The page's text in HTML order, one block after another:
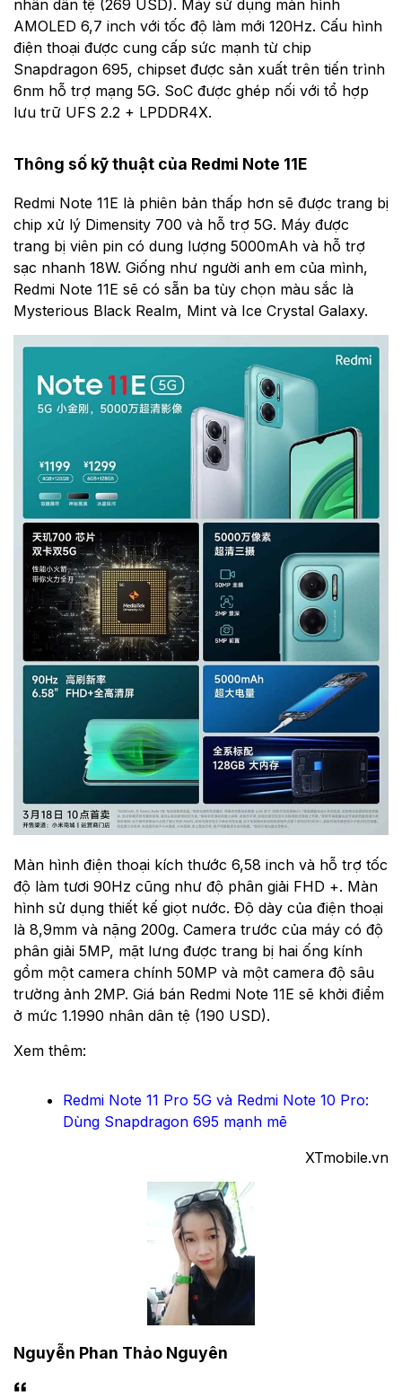
nhân dân tệ (269 USD). Máy sử dụng màn hình
AMOLED 6,7 inch với tốc độ làm mới 120Hz. Cấu hình
điện thoại được cung cấp sức mạnh từ chip
Snapdragon 695, chipset được sản xuất trên tiến trình
6nm hỗ trợ mạng 5G. SoC được ghép nối với tổ hợp
lưu trữ UFS 2.2 + LPDDR4X.
Thông số kỹ thuật của Redmi Note 11E
Redmi Note 11E là phiên bản thấp hơn sẽ được trang bị
chip xử lý Dimensity 700 và hỗ trợ 5G. Máy được
trang bị viên pin có dung lượng 5000mAh và hỗ trợ
sạc nhanh 18W. Giống như người anh em của mình,
Redmi Note 11E sẽ có sẵn ba tùy chọn màu sắc là
Mysterious Black Realm, Mint và Ice Crystal Galaxy.
Màn hình điện thoại kích thước 6,58 inch và hỗ trợ tốc
độ làm tươi 90Hz cũng như độ phân giải FHD +. Màn
hình sử dụng thiết kế giọt nước. Độ dày của điện thoại
là 8,9mm và nặng 200g. Camera trước của máy có độ
phân giải 5MP, mặt lưng được trang bị hai ống kính
gồm một camera chính 50MP và một camera độ sâu
trường ảnh 2MP. Giá bán Redmi Note 11E sẽ khởi điểm
ở mức 1.1990 nhân dân tệ (190 USD).
Xem thêm:
Redmi Note 11 Pro 5G và Redmi Note 10 Pro:
Dùng Snapdragon 695 mạnh mẽ
XTmobile.vn
Nguyễn Phan Thảo Nguyên